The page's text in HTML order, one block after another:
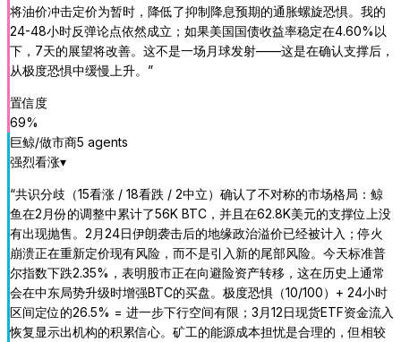
将油价冲击定价为暂时，降低了抑制降息预期的通胀螺旋恐惧。我的
24-48小时反弹论点依然成立；如果美国国债收益率稳定在4.60%以
下，7天的展望将改善。这不是一场月球发射——这是在确认支撑后，
从极度恐惧中缓慢上升。 ”
置信度
69%
巨鲸/做市商5 agents
强烈看涨▾
“共识分歧（15看涨 / 18看跌 / 2中立）确认了不对称的市场格局：鲸
鱼在2月份的调整中累计了56K BTC，并且在62.8K美元的支撑位上没
有出现抛售。2月24日伊朗袭击后的地缘政治溢价已经被计入；停火
崩溃正在重新定价现有风险，而不是引入新的尾部风险。今天标准普
尔指数下跌2.35%，表明股市正在向避险资产转移，这在历史上通常
会在中东局势升级时增强BTC的买盘。极度恐惧（10/100）+ 24小时
区间定位的26.5% = 进一步下行空间有限；3月12日现货ETF资金流入
恢复显示出机构的积累信心。矿工的能源成本担忧是合理的，但相较